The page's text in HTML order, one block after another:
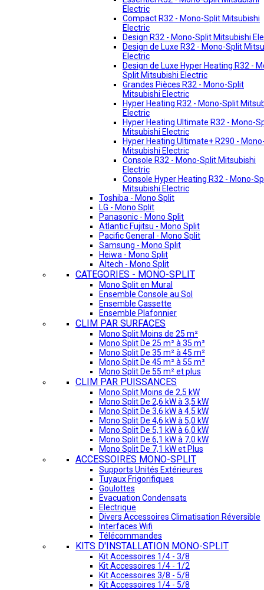
Electric
Compact R32 - Mono-Split Mitsubishi
Electric
Design R32 - Mono-Split Mitsubishi
Design de Luxe R32 - Mono-Split
Electric
Design de Luxe Hyper Heating R32 -
Split Mitsubishi Electric
Grandes Pièces R32 - Mono-Split
Mitsubishi Electric
Hyper Heating R32 - Mono-Split
Electric
Hyper Heating Ultimate R32 - Mono-
Mitsubishi Electric
Hyper Heating Ultimate+ R290 -
Mitsubishi Electric
Console R32 - Mono-Split Mitsubishi
Electric
Console Hyper Heating R32 - Mono-
Mitsubishi Electric
Toshiba - Mono Split
LG - Mono Split
Panasonic - Mono Split
Atlantic Fujitsu - Mono Split
Pacific General - Mono Split
Samsung - Mono Split
Heiwa - Mono Split
Altech - Mono Split
CATEGORIES - MONO-SPLIT
Mono Split en Mural
Ensemble Console au Sol
Ensemble Cassette
Ensemble Plafonnier
CLIM PAR SURFACES
Mono Split Moins de 25 m²
Mono Split De 25 m² à 35 m²
Mono Split De 35 m² à 45 m²
Mono Split De 45 m² à 55 m²
Mono Split De 55 m² et plus
CLIM PAR PUISSANCES
Mono Split Moins de 2,5 kW
Mono Split De 2,6 kW à 3,5 kW
Mono Split De 3,6 kW à 4,5 kW
Mono Split De 4,6 kW à 5,0 kW
Mono Split De 5,1 kW à 6,0 kW
Mono Split De 6,1 kW à 7,0 kW
Mono Split De 7,1 kW et Plus
ACCESSOIRES MONO-SPLIT
Supports Unités Extérieures
Tuyaux Frigorifiques
Goulottes
Evacuation Condensats
Electrique
Divers Accessoires Climatisation Réversible
Interfaces Wifi
Télécommandes
KITS D'INSTALLATION MONO-SPLIT
Kit Accessoires 1/4 - 3/8
Kit Accessoires 1/4 - 1/2
Kit Accessoires 3/8 - 5/8
Kit Accessoires 1/4 - 5/8